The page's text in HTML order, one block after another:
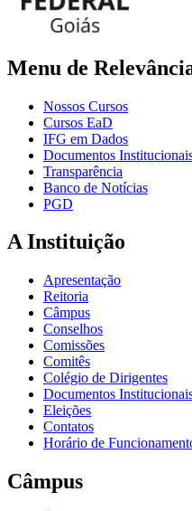
Menu de
Nossos Cursos
Cursos EaD
IFG em Dados
Documentos
Transparência
Banco de Notícias
PGD
A Instituição
Apresentação
Reitoria
Câmpus
Conselhos
Comissões
Comitês
Colégio de Dirigentes
Documentos
Eleições
Contatos
Horário de
Câmpus